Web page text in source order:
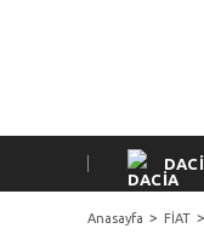
Anasayfa FİAT